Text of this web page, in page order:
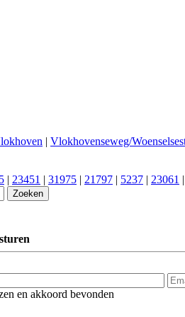
Vlokhovenseweg/
23451 31975 21797 5237 23061
en akkoord bevonden